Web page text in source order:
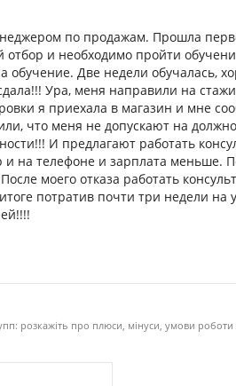
по продажам. Прошла
отбор и необходимо пройти
обучение. Две недели обучалась,
Ура, меня направили на
я приехала в магазин и мне
что меня не допускают на
И предлагают работать
на телефоне и зарплата меньше.
моего отказа работать
потратив почти три недели на
розкажіть про плюси, мінуси, умови роботи